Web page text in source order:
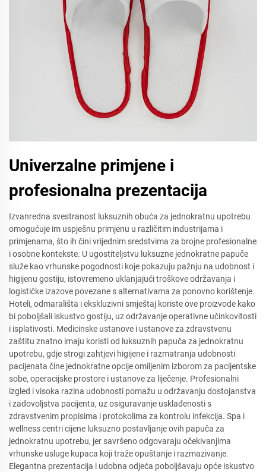
Univerzalne primjene i
profesionalna prezentacija
Izvanredna svestranost luksuznih obuća za jednokratnu upotrebu
omogućuje im uspješnu primjenu u različitim industrijama i
primjenama, što ih čini vrijednim sredstvima za brojne profesionalne
i osobne kontekste. U ugostiteljstvu luksuzne jednokratne papuče
služe kao vrhunske pogodnosti koje pokazuju pažnju na udobnost i
higijenu gostiju, istovremeno uklanjajući troškove održavanja i
logističke izazove povezane s alternativama za ponovno korištenje.
Hoteli, odmarališta i ekskluzivni smještaj koriste ove proizvode kako
bi poboljšali iskustvo gostiju, uz održavanje operativne učinkovitosti
i isplativosti. Medicinske ustanove i ustanove za zdravstvenu
zaštitu znatno imaju koristi od luksuznih papuča za jednokratnu
upotrebu, gdje strogi zahtjevi higijene i razmatranja udobnosti
pacijenata čine jednokratne opcije omiljenim izborom za pacijentske
sobe, operacijske prostore i ustanove za liječenje. Profesionalni
izgled i visoka razina udobnosti pomažu u održavanju dostojanstva
i zadovoljstva pacijenta, uz osiguravanje usklađenosti s
zdravstvenim propisima i protokolima za kontrolu infekcija. Spa i
wellness centri cijene luksuzno postavljanje ovih papuča za
jednokratnu upotrebu, jer savršeno odgovaraju očekivanjima
vrhunske usluge kupaca koji traže opuštanje i razmazivanje.
Elegantna prezentacija i udobna odjeća poboljšavaju opće iskustvo